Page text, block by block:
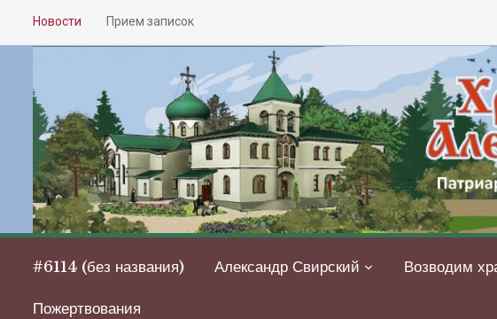
Новости Прием записок
#6114 (без названия) Александр Свирский Возводим
Пожертвования